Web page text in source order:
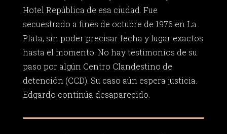
Hotel República de esa ciudad. Fue
secuestrado a fines de octubre de 1976 en La
Plata, sin poder precisar fecha y lugar exactos
hasta el momento. No hay testimonios de su
paso por algún Centro Clandestino de
detención (CCD). Su caso aún espera justicia.
Edgardo continúa desaparecido.